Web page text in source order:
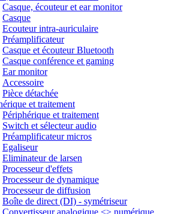
Casque, écouteur et ear monitor
Casque
Ecouteur intra-auriculaire
Préamplificateur
Casque et écouteur Bluetooth
Casque conférence et gaming
Ear monitor
Accessoire
Pièce détachée
et traitement
Périphérique et traitement
Switch et sélecteur audio
Préamplificateur micros
Egaliseur
Eliminateur de larsen
Processeur d'effets
Processeur de dynamique
Processeur de diffusion
Boîte de direct (DI) - symétriseur
Convertisseur analogique <> numérique